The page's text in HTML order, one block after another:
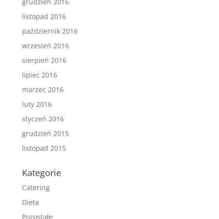
listopad 2016
październik 2016
wrzesień 2016
sierpień 2016
lipiec 2016
marzec 2016
luty 2016
styczeń 2016
grudzień 2015
listopad 2015
Kategorie
Catering
Dieta
Pozostałe